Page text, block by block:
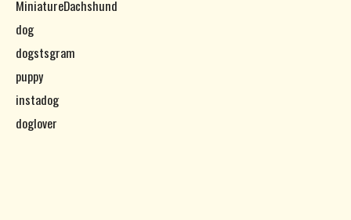
MiniatureDachshund
dog
dogstsgram
puppy
instadog
doglover